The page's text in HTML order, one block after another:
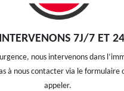
7J/7 ET
nous intervenons dans
à nous contacter via le formulaire
appeler.